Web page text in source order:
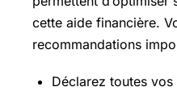
cette aide financière.
recommandations
Déclarez toutes